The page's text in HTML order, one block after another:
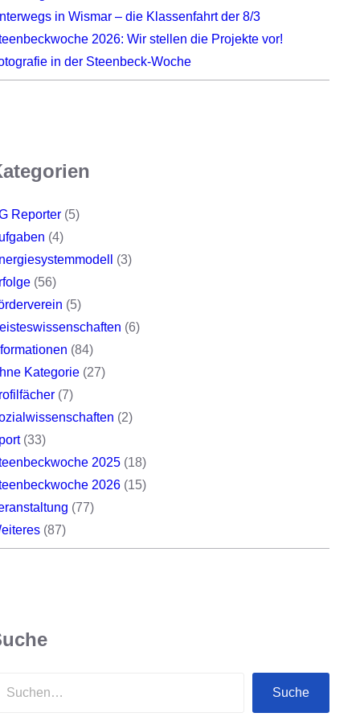
in Wismar – die Klassenfahrt der 8/3
2026: Wir stellen die Projekte vor!
in der Steenbeck-Woche
Reporter (5)
(4)
(3)
(56)
(5)
(6)
(84)
Kategorie (27)
(7)
(2)
(33)
2025 (18)
2026 (15)
(77)
(87)
Suche